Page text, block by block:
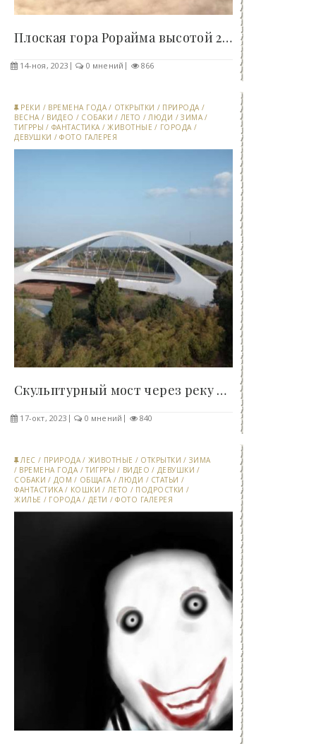
Плоская гора Рорайма высотой 2800м, кто ее..
14-ноя, 2023 0 мнений 866
РЕКИ / ВРЕМЕНА ГОДА / ОТКРЫТКИ / ПРИРОДА /
ВЕСНА / ВИДЕО / СОБАКИ / ЛЕТО /ЛЮДИ /ЗИМА /
ТИГРРЫ / ФАНТАСТИКА /ЖИВОТНЫЕ / ГОРОДА /
ДЕВУШКИ /ФОТО ГАЛЕРЕЯ
Скульптурный мост через реку Цзянси от Zaha Hadid..
17-окт, 2023 0 мнений 840
ЛЕС / ПРИРОДА / ЖИВОТНЫЕ / ОТКРЫТКИ / ЗИМА
/ ВРЕМЕНА ГОДА /ТИГРРЫ / ВИДЕО / ДЕВУШКИ /
СОБАКИ / ДОМ / ОБЩАГА /ЛЮДИ / СТАТЬИ /
ФАНТАСТИКА / КОШКИ / ЛЕТО / ПОДРОСТКИ /
ЖИЛЬЕ / ГОРОДА / ДЕТИ /ФОТО ГАЛЕРЕЯ